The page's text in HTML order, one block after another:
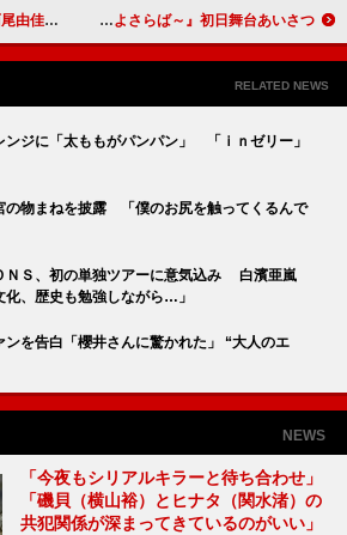
涙もろくなった」 松田龍平「大きなガがぶつかってきた時は死ぬかと思った」 『ジヌよさらば～』初日舞台あいさつ
RELATED NEWS
ンジに「太ももがパンパン」 「ｉｎゼリー」
の物まねを披露 「僕のお尻を触ってくるんで
ＮＳ、初の単独ツアーに意気込み 白濱亜嵐
化、歴史も勉強しながら…」
ンを告白「櫻井さんに驚かれた」 “大人のエ
NEWS
「今夜もシリアルキラーと待ち合わせ」
「磯貝（横山裕）とヒナタ（関水渚）の
共犯関係が深まってきているのがいい」